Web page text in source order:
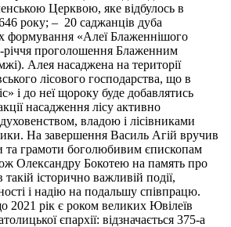
Церквою, яке відбулось в
року; – 20 саджанців дуба
формування «Алеї Блаженнішого
річчя проголошення Блаженним
Алея насаджена на території
лісового господарства, що в
і до неї щороку буде добавлятись
насадження лісу активно
владою і лісівниками
На завершення Василь Агій вручив
та грамоти боголюбивим єпископам
Олександру Бокотею на память про
такій історично важливій події,
і надію на подальшу співпрацю.
2021 рік є роком великих Ювілеїв
єпархії: відзначається 375-а